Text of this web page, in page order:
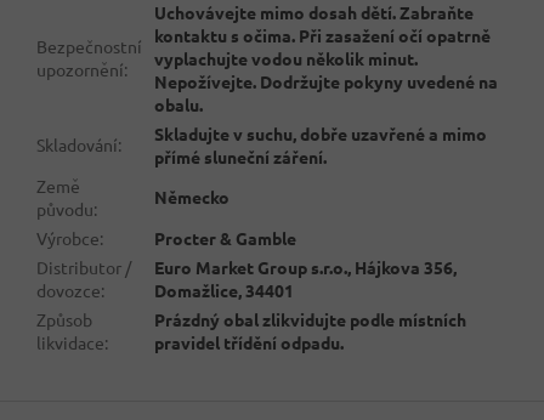
Bezpečnostní
upozornění:
Uchovávejte mimo dosah dětí. Zabraňte
kontaktu s očima. Při zasažení očí opatrně
vyplachujte vodou několik minut.
Nepožívejte. Dodržujte pokyny uvedené na
obalu.
Skladování:
Skladujte v suchu, dobře uzavřené a mimo
přímé sluneční záření.
Země
původu:
Německo
Výrobce:
Procter & Gamble
Distributor /
dovozce:
Euro Market Group s.r.o., Hájkova 356,
Domažlice, 34401
Způsob
likvidace:
Prázdný obal zlikvidujte podle místních
pravidel třídění odpadu.